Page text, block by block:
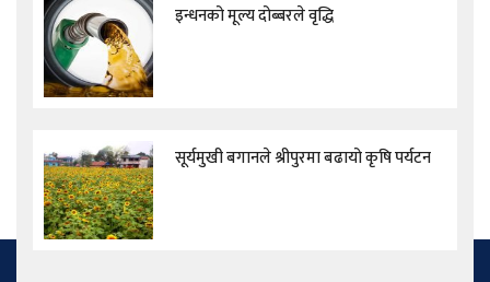
इन्धनको मूल्य दोब्बरले वृद्धि
सूर्यमुखी बगानले श्रीपुरमा बढायो कृषि पर्यटन